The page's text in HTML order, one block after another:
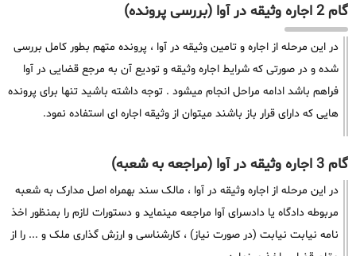
گام 2 اجاره وثیقه در آوا (بررسی پرونده)
در این مرحله از اجاره و تامین وثیقه در آوا ، پرونده متهم بطور کامل بررسی
شده و در صورتی که شرایط اجاره وثیقه و تودیع آن به مرجع قضایی در آوا
فراهم باشد ادامه مراحل انجام میشود . توجه داشته باشید تنها برای پرونده
هایی که دارای قرار باز باشند میتوان از وثیقه اجاره ای استفاده نمود.
گام 3 اجاره وثیقه در آوا (مراجعه به شعبه)
در این مرحله از اجاره وثیقه در آوا ، مالک سند بهمراه اصل مدارک به شعبه
مربوطه دادگاه یا دادسرای آوا مراجعه مینماید و دستورات لازم را بمنظور اخذ
نامه نیابت نیابت (در صورت نیاز) ، کارشناسی و ارزش گذاری ملک و ... را از